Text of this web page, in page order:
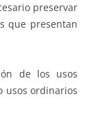
preservar
que presentan
de los usos
usos ordinarios